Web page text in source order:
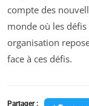
compte des
monde où les
organisation
face à ces défis.
Partager :